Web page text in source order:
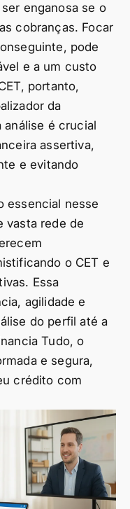
enganosa se o
cobranças. Focar
pode
e a um custo
portanto,
da
análise é crucial
assertiva,
e evitando
essencial nesse
vasta rede de
o CET e
Essa
agilidade e
do perfil até a
Tudo, o
e segura,
crédito com